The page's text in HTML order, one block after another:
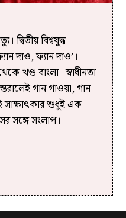
দ্বিতীয় বিশ্বযুদ্ধ।
দাও, ফ্যান দাও’।
খণ্ড বাংলা। স্বাধীনতা।
গান গাওয়া, গান
শুধুই এক
সঙ্গে সংলাপ।